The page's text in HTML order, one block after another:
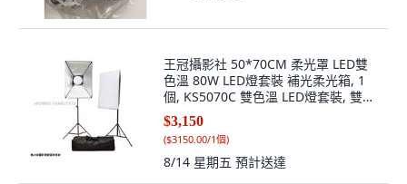
王冠攝影社 50*70CM 柔光罩 LED雙
色溫 80W LED燈套裝 補光柔光箱, 1
個, KS5070C 雙色溫 LED燈套裝, 雙色
溫
$3,150
($3150.00/1個)
8/14 星期五 預計送達